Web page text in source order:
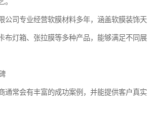
公司专业经营软膜材料多年，涵盖软膜装饰天
布灯箱、张拉膜等多种产品，能够满足不同展
通常会有丰富的成功案例，并能提供客户真实